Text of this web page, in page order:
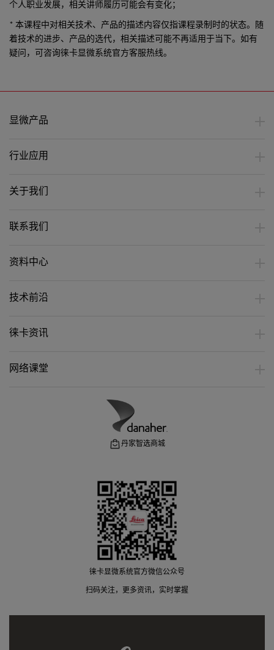
个人职业发展，相关讲师履历可能会有变化；
* 本课程中对相关技术、产品的描述内容仅指课程录制时的状态。随
着技术的进步、产品的选代，相关描述可能不再适用于当下。如有
疑问，可咨询徕卡显微系统官方客服热线。
显微产品
行业应用
关于我们
联系我们
资料中心
技术前沿
徕卡资讯
网络课堂
丹家智选商城
徕卡显微系统官方微信公众号
扫码关注，更多资讯，实时掌握